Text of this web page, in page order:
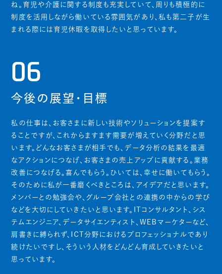
ね。育児や介護に関する制度も充実していて、周りも積極的に
制度を活用しながら働いている雰囲気があり、私も第二子が生
まれる際には育児休暇を取得したいと思っています。
06
今後の展望・目標
私の仕事は、お客さまに新しい技術やソリューションを提案す
ることですが、これからますます需要が増えていく分野だと思
います。どんなお客さまが相手でも、データ分析の結果を最適
なアクションにつなげ、お客さまの売上アップに貢献する。業務
改善につなげる。喜んでもらう。ひいては、幸せに働いてもらう。
そのために私が一番磨くべきところは、アイデアだと思います。
メンバーとの勉強会や、グループ会社との連携の中からの学び
などを大切にしていきたいと思います。ITコンサルタント、シス
テムエンジニア、データサイエンティスト、WEBマーケターなど、
肩書きに縛られず、ICT分野におけるプロフェッショナルであり
続けたいですし、そういう人材をどんどん育成していきたいと
思っています。